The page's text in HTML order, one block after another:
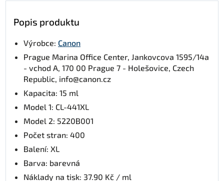
Popis produktu
Výrobce: Canon
Prague Marina Office Center, Jankovcova 1595/14a
- vchod A, 170 00 Prague 7 - Holešovice, Czech
Republic, info@canon.cz
Kapacita: 15 ml
Model 1: CL-441XL
Model 2: 5220B001
Počet stran: 400
Balení: XL
Barva: barevná
Náklady na tisk: 37.90 Kč / ml